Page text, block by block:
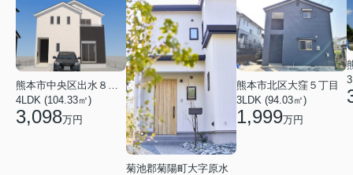
熊本市中央区出水８丁目
4LDK (104.33㎡)
3,098万円
菊池郡菊陽町大字原水
熊本市北区大窪５丁目
3LDK (94.03㎡)
1,999万円